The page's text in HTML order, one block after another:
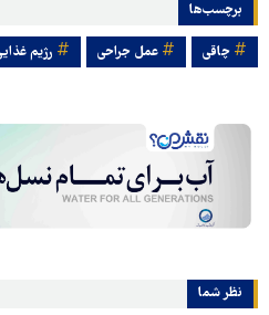
برچسب‌ها
چاقی عمل جراحی رژیم
نظر شما